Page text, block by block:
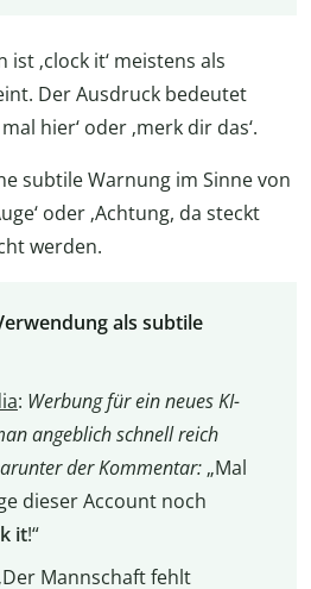
‚clock it‘ meistens als
Der Ausdruck bedeutet
hier‘ oder ‚merk dir das‘.
subtile Warnung im Sinne von
oder ‚Achtung, da steckt
werden.
als subtile
: Werbung für ein neues KI-
angeblich schnell reich
der Kommentar: „Mal
dieser Account noch
it!“
Mannschaft fehlt